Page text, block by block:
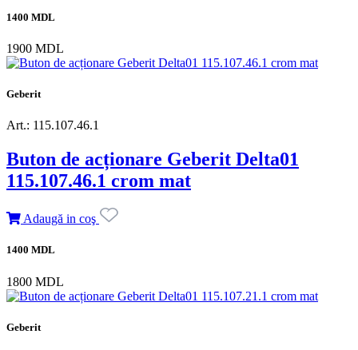
1400 MDL
1900 MDL
Geberit
Art.: 115.107.46.1
Buton de acționare Geberit Delta01
115.107.46.1 crom mat
Adaugă in coş
1400 MDL
1800 MDL
Geberit